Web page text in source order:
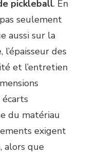
TYPE
SURFACE
CHOISI
pickleball. En
seulement
aussi sur la
des
et l’entretien
du matériau
exigent
alors que